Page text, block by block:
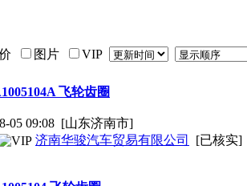
图片 VIP
飞轮齿圈
05 09:08 [山东济南市]
济南华骏汽车贸易有限公司
[已核实]